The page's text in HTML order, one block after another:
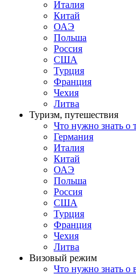
Италия
Китай
ОАЭ
Польша
Россия
США
Турция
Франция
Чехия
Литва
Туризм, путешествия
Что нужно знать о
Германия
Италия
Китай
ОАЭ
Польша
Россия
США
Турция
Франция
Чехия
Литва
Визовый режим
Что нужно знать о